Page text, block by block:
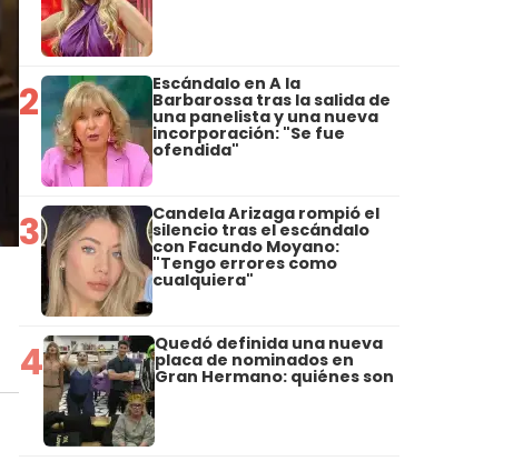
2 Escándalo en A la
Barbarossa tras la salida de
una panelista y una nueva
incorporación: "Se fue
ofendida"
3 Candela Arizaga rompió el
silencio tras el escándalo
con Facundo Moyano:
"Tengo errores como
cualquiera"
4 Quedó definida una nueva
placa de nominados en
Gran Hermano: quiénes son